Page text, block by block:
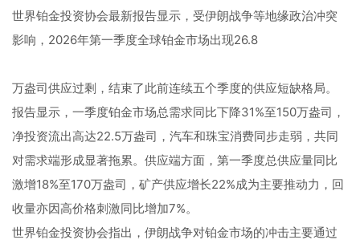
世界铂金投资协会最新报告显示，受伊朗战争等地缘政治冲突
影响，2026年第一季度全球铂金市场出现26.8
万盎司供应过剩，结束了此前连续五个季度的供应短缺格局。
报告显示，一季度铂金市场总需求同比下降31%至150万盎司，
净投资流出高达22.5万盎司，汽车和珠宝消费同步走弱，共同
对需求端形成显著拖累。供应端方面，第一季度总供应量同比
激增18%至170万盎司，矿产供应增长22%成为主要推动力，回
收量亦因高价格刺激同比增加7%。
世界铂金投资协会指出，伊朗战争对铂金市场的冲击主要通过